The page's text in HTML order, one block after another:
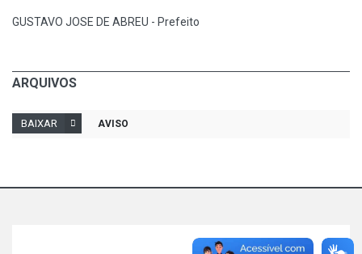
GUSTAVO JOSE DE ABREU - Prefeito
ARQUIVOS
BAIXAR AVISO